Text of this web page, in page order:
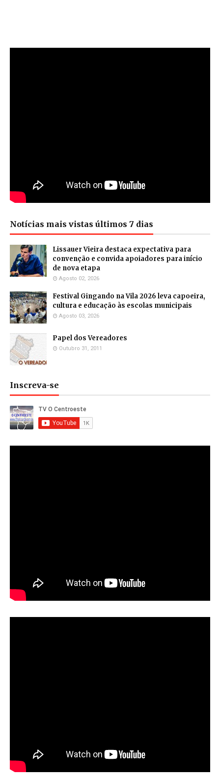
Notícias mais vistas últimos 7 dias
Lissauer Vieira destaca expectativa para
convenção e convida apoiadores para início
de nova etapa
Agosto 02, 2026
Festival Gingando na Vila 2026 leva capoeira,
cultura e educação às escolas municipais
Agosto 03, 2026
Papel dos Vereadores
Outubro 31, 2011
Inscreva-se